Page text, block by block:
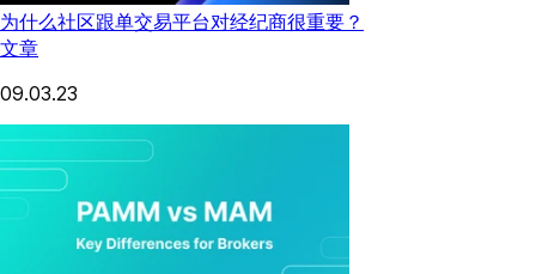
为什么社区跟单交易平台对经纪商很重要？
文章
09.03.23